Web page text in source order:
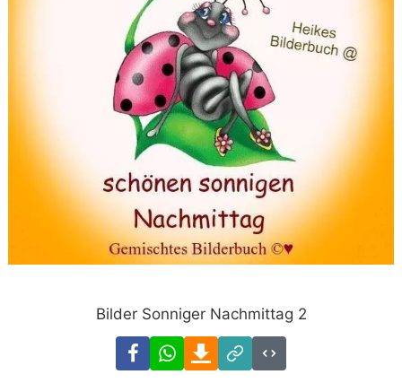
Bilder Sonniger Nachmittag 2
FacebookWhatsAppDownload
Link
Code